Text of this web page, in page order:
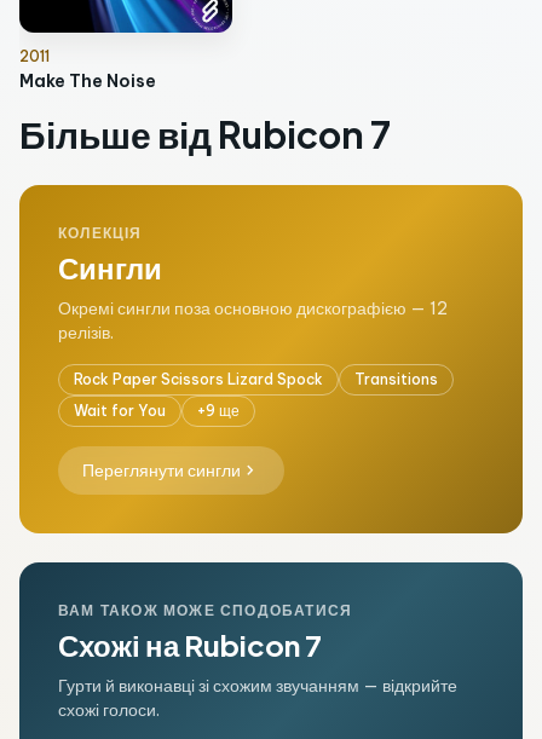
2011
Make The Noise
Більше від Rubicon 7
КОЛЕКЦІЯ
Сингли
Окремі сингли поза основною дискографією — 12
релізів.
Rock Paper Scissors Lizard Spock
Transitions
Wait for You
+9 ще
Переглянути сингли chevron_right
ВАМ ТАКОЖ МОЖЕ СПОДОБАТИСЯ
Схожі на Rubicon 7
Гурти й виконавці зі схожим звучанням — відкрийте
схожі голоси.